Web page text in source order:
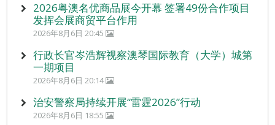
2026粤澳名优商品展今开幕 签署49份合作项目
发挥会展商贸平台作用
2026年8月6日 20:45
行政长官岑浩辉视察澳琴国际教育（大学）城第
一期项目
2026年8月6日 20:14
治安警察局持续开展“雷霆2026”行动
2026年8月6日 18:55